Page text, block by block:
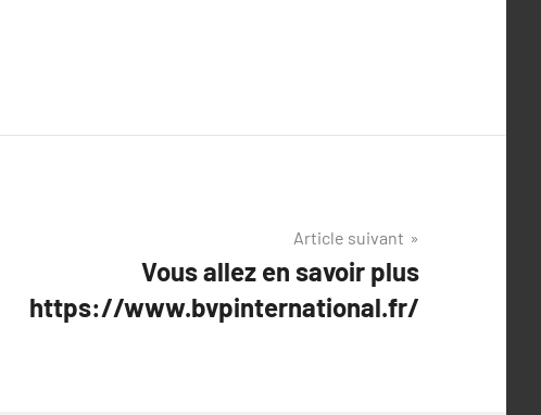
Article suivant
Vous allez en savoir plus
https://www.bvpinternational.fr/